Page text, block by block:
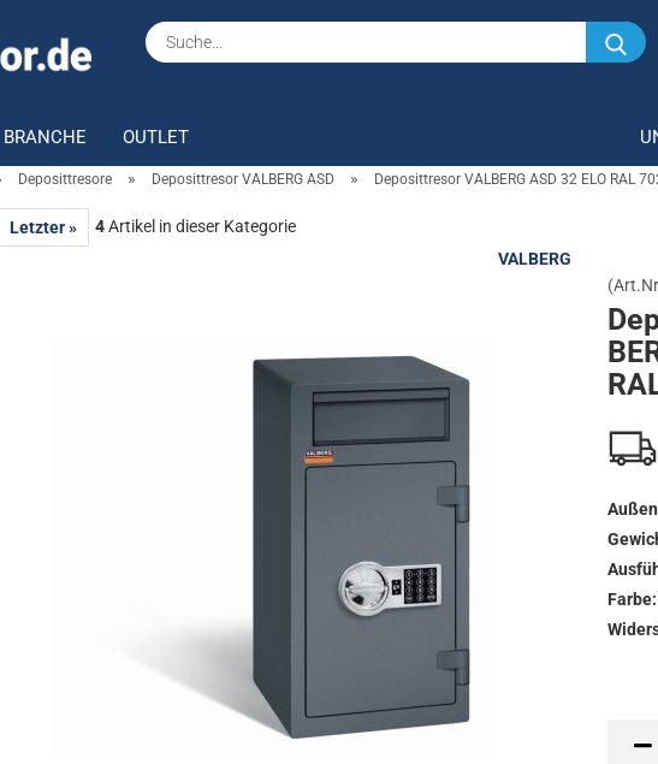
BRANCHE OUTLET
Deposittresore » Deposittresor VALBERG ASD » Deposittresor VALBERG ASD 32 ELO RAL
Letzter » 4Artikel in dieser Kategorie
VALBERG
Farbe: